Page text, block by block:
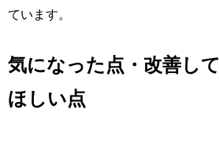
ています。
気になった点・改善して
ほしい点